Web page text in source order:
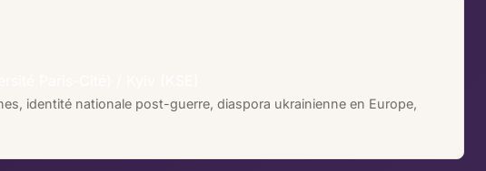
identité nationale post-guerre, diaspora ukrainienne en Europe,